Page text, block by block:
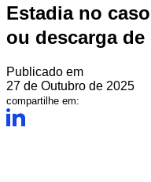
Estadia no
ou descarga
Publicado em
27 de Outubro de 2025
compartilhe em: